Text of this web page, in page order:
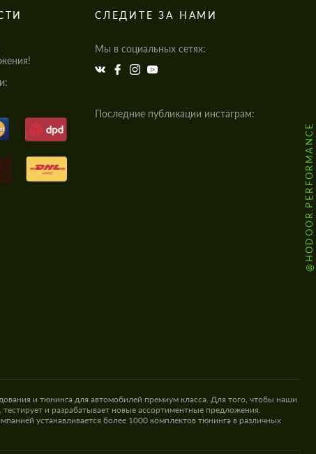
СЛЕДИТЕ ЗА НАМИ
Мы в социальных сетях:
Последние публикации инстаграм:
@HODOOR.PERFORMANCE
и тюнинга для автомобилей премиум класса. Для того, чтобы наши
и разрабатывает новые ассортиментные предложения.
устанавливается более 1000 комплектов тюнинга в различных